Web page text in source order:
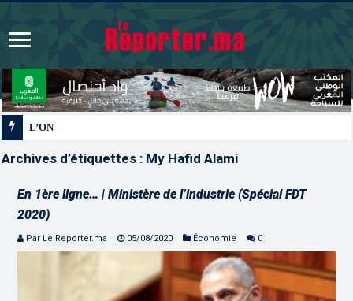
L’ONMT renforce l’attractivité des régions grâc
Archives d’étiquettes : My Hafid Alami
En 1ère ligne… | Ministère de l’industrie (Spécial FDT
2020)
Par Le Reporter.ma 05/08/2020 Économie 0